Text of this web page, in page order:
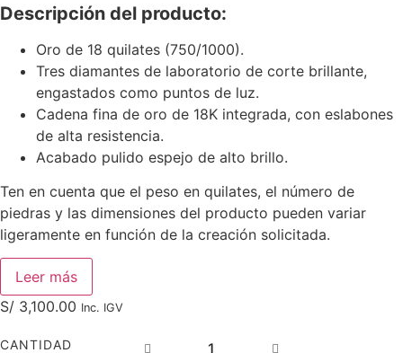
Descripción del producto:
Oro de 18 quilates (750/1000).
Tres diamantes de laboratorio de corte brillante,
engastados como puntos de luz.
Cadena fina de oro de 18K integrada, con eslabones
de alta resistencia.
Acabado pulido espejo de alto brillo.
Ten en cuenta que el peso en quilates, el número de
piedras y las dimensiones del producto pueden variar
ligeramente en función de la creación solicitada.
Leer más
S/ 3,100.00 Inc. IGV
CANTIDAD